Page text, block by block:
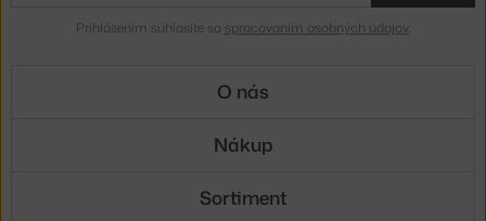
Prihlásením súhlasíte so spracovaním osobných údajov.
O nás
Nákup
Sortiment